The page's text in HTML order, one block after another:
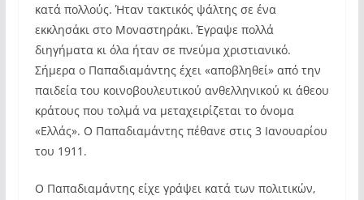
κατά πολλούς. Ήταν τακτικός ψάλτης σε ένα
εκκλησάκι στο Μοναστηράκι. Έγραψε πολλά
διηγήματα κι όλα ήταν σε πνεύμα χριστιανικό.
Σήμερα ο Παπαδιαμάντης έχει «αποβληθεί» από την
παιδεία του κοινοβουλευτικού ανθελληνικού κι άθεου
κράτους που τολμά να μεταχειρίζεται το όνομα
«Ελλάς». Ο Παπαδιαμάντης πέθανε στις 3 Ιανουαρίου
του 1911.
Ο Παπαδιαμάντης είχε γράψει κατά των πολιτικών,